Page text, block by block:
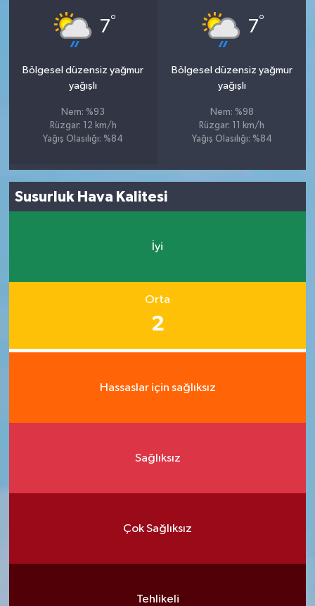
7°
Bölgesel düzensiz yağmur
yağışlı
Nem: %93
Rüzgar: 12 km/h
Yağış Olasılığı: %84
7°
Bölgesel düzensiz yağmur
yağışlı
Nem: %98
Rüzgar: 11 km/h
Yağış Olasılığı: %84
Susurluk Hava Kalitesi
İyi
Orta
2
Hassaslar için sağlıksız
Sağlıksız
Çok Sağlıksız
Tehlikeli